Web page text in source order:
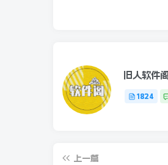
旧人软件阁
1824
上一篇